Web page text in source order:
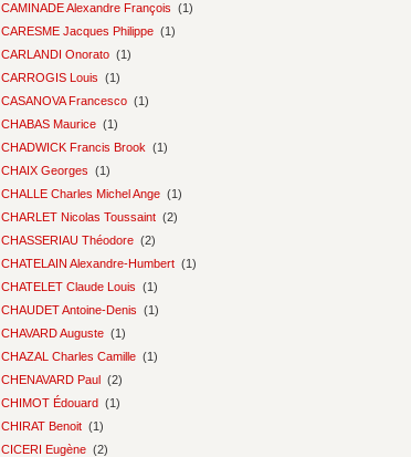
CAMINADE Alexandre François (1)
CARESME Jacques Philippe (1)
CARLANDI Onorato (1)
CARROGIS Louis (1)
CASANOVA Francesco (1)
CHABAS Maurice (1)
CHADWICK Francis Brook (1)
CHAIX Georges (1)
CHALLE Charles Michel Ange (1)
CHARLET Nicolas Toussaint (2)
CHASSERIAU Théodore (2)
CHATELAIN Alexandre-Humbert (1)
CHATELET Claude Louis (1)
CHAUDET Antoine-Denis (1)
CHAVARD Auguste (1)
CHAZAL Charles Camille (1)
CHENAVARD Paul (2)
CHIMOT Édouard (1)
CHIRAT Benoit (1)
CICERI Eugène (2)